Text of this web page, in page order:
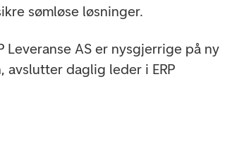
sømløse løsninger.
Leveranse AS er nysgjerrige på ny
daglig leder i ERP